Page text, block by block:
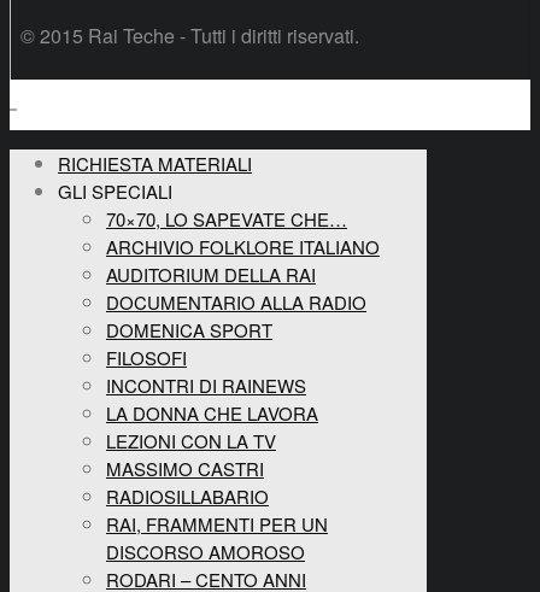
© 2015 Rai Teche - Tutti i diritti riservati.
RICHIESTA MATERIALI
GLI SPECIALI
70×70, LO SAPEVATE CHE…
ARCHIVIO FOLKLORE ITALIANO
AUDITORIUM DELLA RAI
DOCUMENTARIO ALLA RADIO
DOMENICA SPORT
FILOSOFI
INCONTRI DI RAINEWS
LA DONNA CHE LAVORA
LEZIONI CON LA TV
MASSIMO CASTRI
RADIOSILLABARIO
RAI, FRAMMENTI PER UN
DISCORSO AMOROSO
RODARI – CENTO ANNI